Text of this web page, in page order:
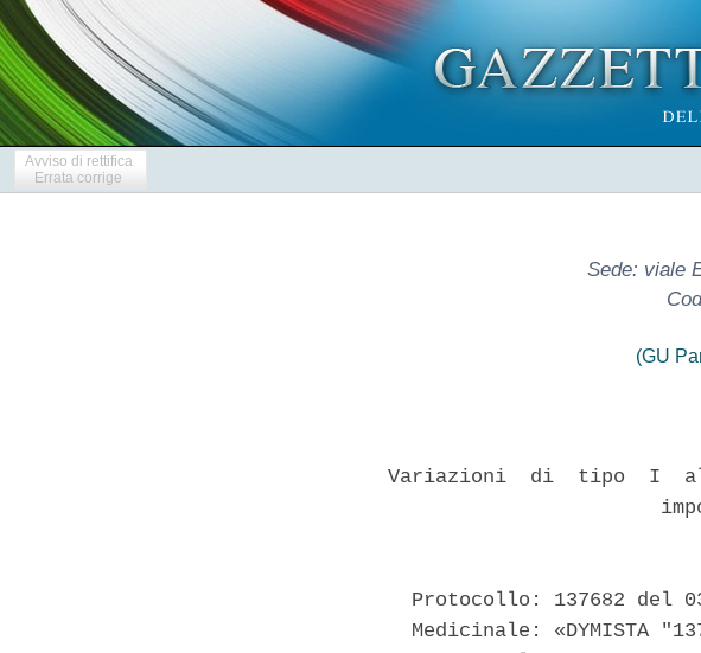
Avviso di rettifica
Errata corrige
Sede: viale
(GU
Variazioni  di  tipo  I
Protocollo: 137682 del
Medicinale: «DYMISTA